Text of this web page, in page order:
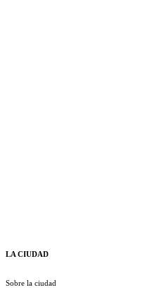
LA CIUDAD
Sobre la ciudad